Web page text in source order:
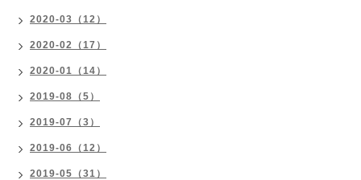
2020-03（12）
2020-02（17）
2020-01（14）
2019-08（5）
2019-07（3）
2019-06（12）
2019-05（31）